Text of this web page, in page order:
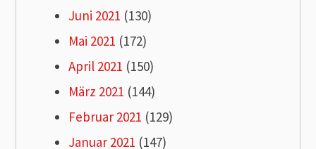
Juni 2021 (130)
Mai 2021 (172)
April 2021 (150)
März 2021 (144)
Februar 2021 (129)
Januar 2021 (147)